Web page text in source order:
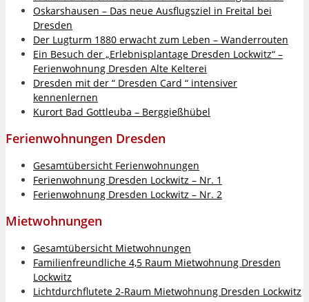
Oskarshausen – Das neue Ausflugsziel in Freital bei
Dresden
Der Lugturm 1880 erwacht zum Leben – Wanderrouten
Ein Besuch der „Erlebnisplantage Dresden Lockwitz“ –
Ferienwohnung Dresden Alte Kelterei
Dresden mit der “ Dresden Card “ intensiver
kennenlernen
Kurort Bad Gottleuba – Berggießhübel
Ferienwohnungen Dresden
Gesamtübersicht Ferienwohnungen
Ferienwohnung Dresden Lockwitz – Nr. 1
Ferienwohnung Dresden Lockwitz – Nr. 2
Mietwohnungen
Gesamtübersicht Mietwohnungen
Familienfreundliche 4,5 Raum Mietwohnung Dresden
Lockwitz
Lichtdurchflutete 2-Raum Mietwohnung Dresden Lockwitz